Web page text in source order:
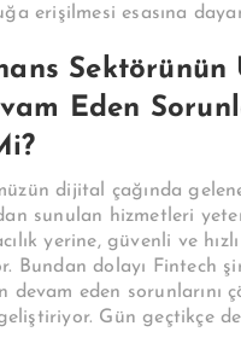
erişilmesi esasına
Sektörünün
Eden
dijital çağında
sunulan hizmetleri
yerine, güvenli ve
Bundan dolayı Fintech
devam eden sorunlarını
Gün geçtikçe